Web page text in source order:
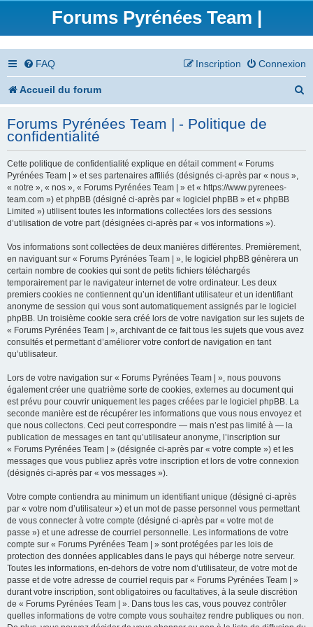
Forums Pyrénées Team |
FAQ Connexion
Inscription
Accueil du forum
h
Forums Pyrénées Team | - Politique de
confidentialité
Cette politique de confidentialité explique en détail comment « Forums
Pyrénées Team | » et ses partenaires affiliés (désignés ci-après par « nous »,
« notre », « nos », « Forums Pyrénées Team | » et « https://www.pyrenees-
team.com ») et phpBB (désigné ci-après par « logiciel phpBB » et « phpBB
Limited ») utilisent toutes les informations collectées lors des sessions
d’utilisation de votre part (désignées ci-après par « vos informations »).
Vos informations sont collectées de deux manières différentes. Premièrement,
en naviguant sur « Forums Pyrénées Team | », le logiciel phpBB génèrera un
certain nombre de cookies qui sont de petits fichiers téléchargés
temporairement par le navigateur internet de votre ordinateur. Les deux
premiers cookies ne contiennent qu’un identifiant utilisateur et un identifiant
anonyme de session qui vous sont automatiquement assignés par le logiciel
phpBB. Un troisième cookie sera créé lors de votre navigation sur les sujets de
« Forums Pyrénées Team | », archivant de ce fait tous les sujets que vous avez
consultés et permettant d’améliorer votre confort de navigation en tant
qu’utilisateur.
Lors de votre navigation sur « Forums Pyrénées Team | », nous pouvons
également créer une quatrième sorte de cookies, externes au document qui
est prévu pour couvrir uniquement les pages créées par le logiciel phpBB. La
seconde manière est de récupérer les informations que vous nous envoyez et
que nous collectons. Ceci peut correspondre — mais n’est pas limité à — la
publication de messages en tant qu’utilisateur anonyme, l’inscription sur
« Forums Pyrénées Team | » (désignée ci-après par « votre compte ») et les
messages que vous publiez après votre inscription et lors de votre connexion
(désignés ci-après par « vos messages »).
Votre compte contiendra au minimum un identifiant unique (désigné ci-après
par « votre nom d’utilisateur ») et un mot de passe personnel vous permettant
de vous connecter à votre compte (désigné ci-après par « votre mot de
passe ») et une adresse de courriel personnelle. Les informations de votre
compte sur « Forums Pyrénées Team | » sont protégées par les lois de
protection des données applicables dans le pays qui héberge notre serveur.
Toutes les informations, en-dehors de votre nom d’utilisateur, de votre mot de
passe et de votre adresse de courriel requis par « Forums Pyrénées Team | »
durant votre inscription, sont obligatoires ou facultatives, à la seule discrétion
de « Forums Pyrénées Team | ». Dans tous les cas, vous pouvez contrôler
quelles informations de votre compte vous souhaitez rendre publiques ou non.